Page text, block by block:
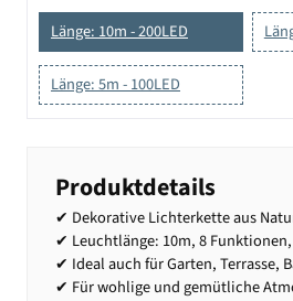
Länge: 10m - 200LED
Länge: 5m - 100LED
Produktdetails
✔ Dekorative Lichterkette aus
✔ Leuchtlänge: 10m, 8
✔ Ideal auch für Garten, Terrasse,
✔ Für wohlige und gemütliche